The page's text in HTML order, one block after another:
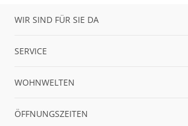
WIR SIND FÜR SIE DA
SERVICE
WOHNWELTEN
ÖFFNUNGSZEITEN